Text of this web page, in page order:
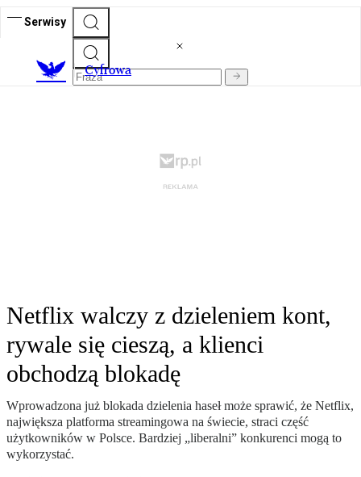
Serwisy
Cyfrowa
Netflix walczy z dzieleniem kont,
rywale się cieszą, a klienci
obchodzą blokadę
Wprowadzona już blokada dzielenia haseł może sprawić, że Netflix,
największa platforma streamingowa na świecie, straci część
użytkowników w Polsce. Bardziej „liberalni” konkurenci mogą to
wykorzystać.